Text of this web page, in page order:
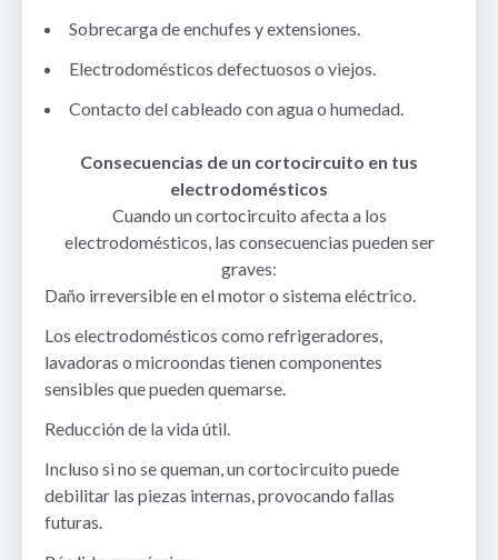
Sobrecarga de enchufes y extensiones.
Electrodomésticos defectuosos o viejos.
Contacto del cableado con agua o humedad.
Consecuencias de un cortocircuito en tus
electrodomésticos
Cuando un cortocircuito afecta a los
electrodomésticos, las consecuencias pueden ser
graves:
Daño irreversible en el motor o sistema eléctrico.
Los electrodomésticos como refrigeradores,
lavadoras o microondas tienen componentes
sensibles que pueden quemarse.
Reducción de la vida útil.
Incluso si no se queman, un cortocircuito puede
debilitar las piezas internas, provocando fallas
futuras.